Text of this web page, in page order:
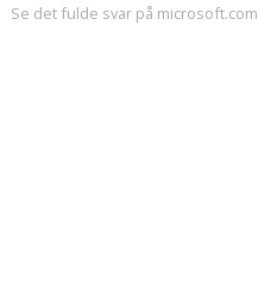
Se det fulde svar på microsoft.com